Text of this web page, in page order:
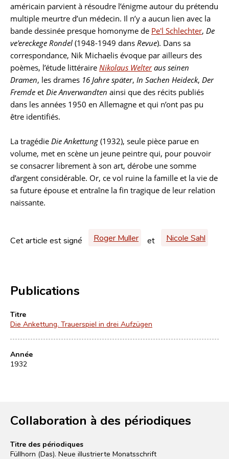
américain parvient à résoudre l’énigme autour du prétendu
multiple meurtre d’un médecin. Il n’y a aucun lien avec la
bande dessinée presque homonyme de Pe'l Schlechter, De
ve'ereckege Rondel (1948-1949 dans Revue). Dans sa
correspondance, Nik Michaelis évoque par ailleurs des
poèmes, l’étude littéraire Nikolaus Welteraus seinen
Dramen, les drames 16 Jahre später, In Sachen Heideck, Der
Fremde et Die Anverwandten ainsi que des récits publiés
dans les années 1950 en Allemagne et qui n’ont pas pu
être identifiés.
La tragédie Die Ankettung (1932), seule pièce parue en
volume, met en scène un jeune peintre qui, pour pouvoir
se consacrer librement à son art, dérobe une somme
d’argent considérable. Or, ce vol ruine la famille et la vie de
sa future épouse et entraîne la fin tragique de leur relation
naissante.
Cet article est signé Roger Muller et Nicole Sahl
Publications
Titre
Die Ankettung. Trauerspiel in drei Aufzügen
Année
1932
Collaboration à des périodiques
Titre des périodiques
Füllhorn (Das). Neue illustrierte Monatsschrift